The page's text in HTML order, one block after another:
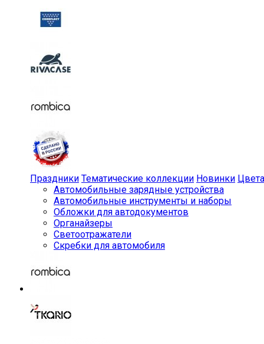
Праздники Тематические коллекции Новинки Цвета
Автомобильные зарядные устройства
Автомобильные инструменты и наборы
Обложки для автодокументов
Органайзеры
Светоотражатели
Скребки для автомобиля